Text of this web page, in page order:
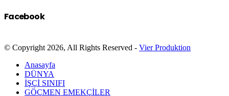
Facebook
© Copyright 2026, All Rights Reserved - Vier Produktion
Anasayfa
DÜNYA
İŞÇİ SINIFI
GÖÇMEN EMEKÇİLER